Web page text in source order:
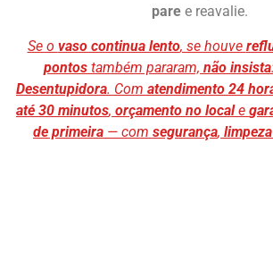
pare e reavalie.
Se o vaso continua lento, se houve
pontos também pararam, não insista
Desentupidora. Com atendimento 24
até 30 minutos, orçamento no locale
de primeira — com segurança, limpeza